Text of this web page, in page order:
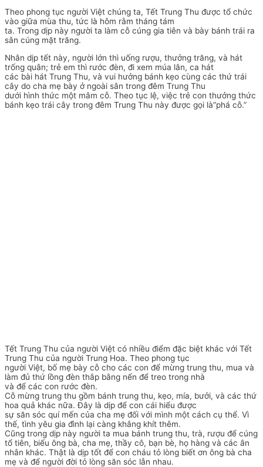
Theo phong tục người Việt chúng ta, Tết Trung Thu được tổ chức
vào giữa mùa thu, tức là hôm rằm tháng tám
ta. Trong dịp này người ta làm cỗ cúng gia tiên và bày bánh trái ra
sân cúng mặt trăng.
Nhân dịp tết này, người lớn thì uống rượu, thưởng trăng, và hát
trống quân; trẻ em thì rước đèn, đi xem múa lân, ca hát
các bài hát Trung Thu, và vui hưởng bánh kẹo cùng các thứ trái
cây do cha mẹ bày ở ngoài sân trong đêm Trung Thu
dưới hình thức một mâm cỗ. Theo tục lệ, việc trẻ con thưởng thức
bánh kẹo trái cây trong đêm Trung Thu này được gọi là”phá cỗ.”
Tết Trung Thu của người Việt có nhiều điểm đặc biệt khác với Tết
Trung Thu của người Trung Hoa. Theo phong tục
người Việt, bố mẹ bày cỗ cho các con để mừng trung thu, mua và
làm đủ thứ lồng đèn thắp bằng nến để treo trong nhà
và để các con rước đèn.
Cỗ mừng trung thu gồm bánh trung thu, kẹo, mía, bưởi, và các thứ
hoa quả khác nữa. Đây là dịp để con cái hiểu được
sự săn sóc quí mến của cha mẹ đối với mình một cách cụ thể. Vì
thế, tình yêu gia đình lại càng khắng khít thêm.
Cũng trong dịp này người ta mua bánh trung thu, trà, rượu để cúng
tổ tiên, biếu ông bà, cha mẹ, thầy cô, bạn bè, họ hàng và các ân
nhân khác. Thật là dịp tốt để con cháu tỏ lòng biết ơn ông bà cha
mẹ và để người đời tỏ lòng săn sóc lẫn nhau.